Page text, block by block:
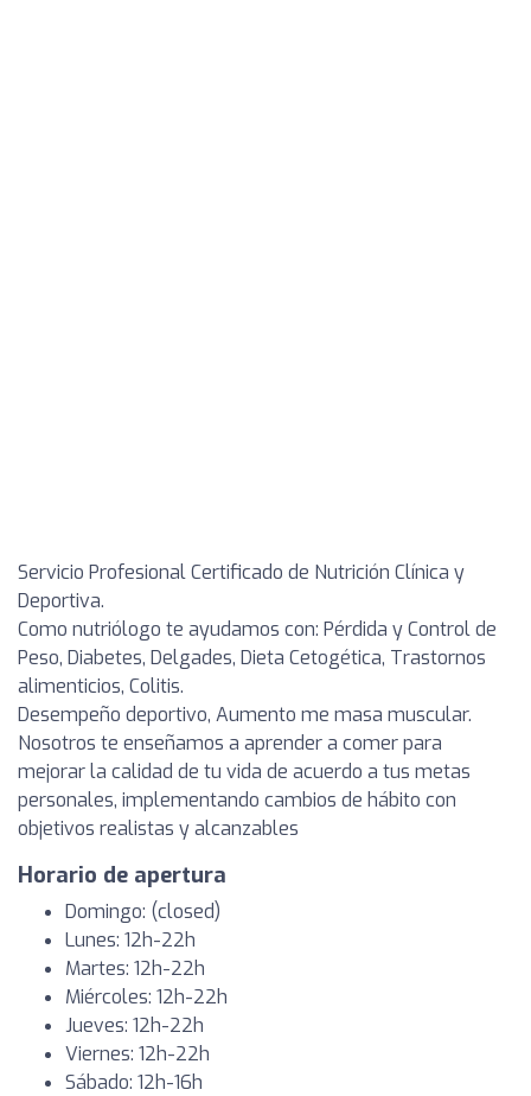
Servicio Profesional Certificado de Nutrición Clínica y
Deportiva.
Como nutriólogo te ayudamos con: Pérdida y Control de
Peso, Diabetes, Delgades, Dieta Cetogética, Trastornos
alimenticios, Colitis.
Desempeño deportivo, Aumento me masa muscular.
Nosotros te enseñamos a aprender a comer para
mejorar la calidad de tu vida de acuerdo a tus metas
personales, implementando cambios de hábito con
objetivos realistas y alcanzables
Horario de apertura
Domingo: (closed)
Lunes: 12h-22h
Martes: 12h-22h
Miércoles: 12h-22h
Jueves: 12h-22h
Viernes: 12h-22h
Sábado: 12h-16h